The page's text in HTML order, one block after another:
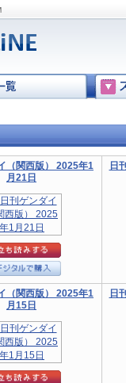
（関西版） 2025年1
月21日
日
（関西版） 2025年1
月15日
日